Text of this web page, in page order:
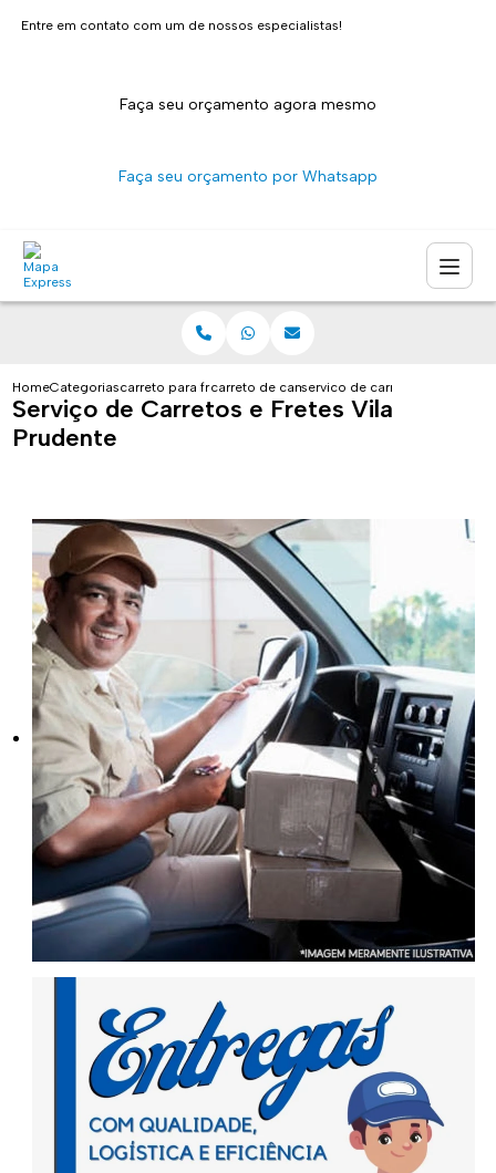
Entre em contato com um de nossos especialistas!
Faça seu orçamento agora mesmo
Faça seu orçamento por Whatsapp
HomeCategoriascarreto para fretescarreto de caminhao sao paulo
servico de carretos e fretes
Serviço de Carretos e Fretes Vila
Prudente